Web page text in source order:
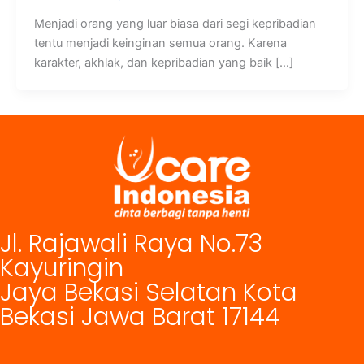
Menjadi orang yang luar biasa dari segi kepribadian
tentu menjadi keinginan semua orang. Karena
karakter, akhlak, dan kepribadian yang baik […]
Jl. Rajawali Raya No.73
Kayuringin
Jaya Bekasi Selatan Kota
Bekasi Jawa Barat 17144